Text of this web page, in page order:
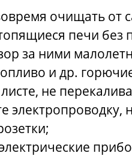
очищать от
печи без
за ними
и др.
не
электропроводку,